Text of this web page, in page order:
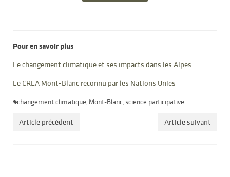
Pour en savoir plus
Le changement climatique et ses impacts dans les Alpes
Le CREA Mont-Blanc reconnu par les Nations Unies
changement climatique, Mont-Blanc, science participative
Article précédent Article suivant